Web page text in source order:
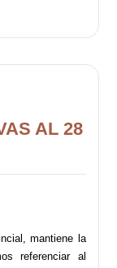
AL 28
mantiene la
referenciar al